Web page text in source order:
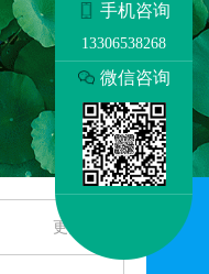
更多>>
手机咨询
13306538268
微信咨询